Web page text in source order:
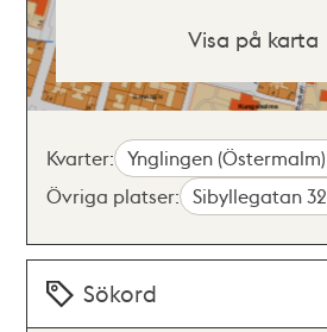
Visa på karta
Kvarter: Ynglingen (Östermalm)
Övriga platser: Sibyllegatan 32
Sökord